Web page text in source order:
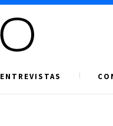
ENTREVISTAS